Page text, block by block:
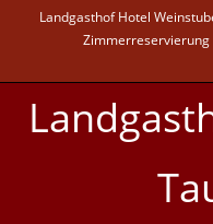
Landgasthof Hotel
Zimmerreservierung